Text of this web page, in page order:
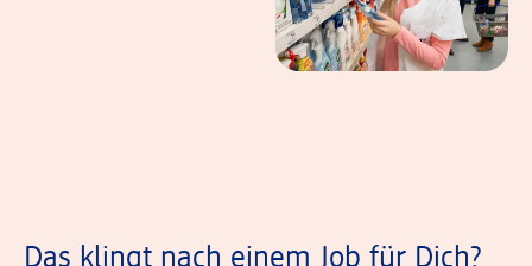
Das klingt nach einem Job für Dich?